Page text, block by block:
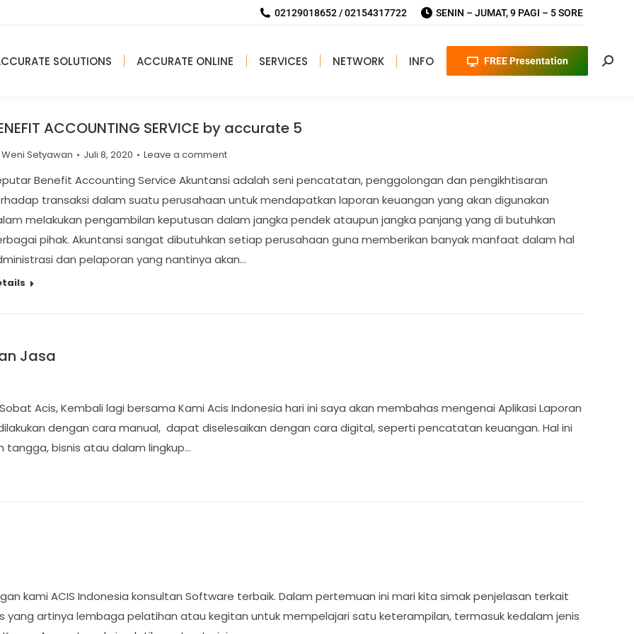
02129018652 / 02154317722 SENIN – JUMAT, 9 PAGI – 5 SORE
SOLUTIONS ACCURATE ONLINE SERVICES NETWORK INFO FREE Presentation
ACCOUNTING SERVICE by accurate 5
Weni Setyawan Juli 8, 2020 Leave a comment
Benefit Accounting Service Akuntansi adalah seni pencatatan, penggolongan dan pengikhtisaran
transaksi dalam suatu perusahaan untuk mendapatkan laporan keuangan yang akan digunakan
melakukan pengambilan keputusan dalam jangka pendek ataupun jangka panjang yang di butuhkan
pihak. Akuntansi sangat dibutuhkan setiap perusahaan guna memberikan banyak manfaat dalam hal
dan pelaporan yang nantinya akan…
Jasa
Acis, Kembali lagi bersama Kami Acis Indonesia hari ini saya akan membahas mengenai Aplikasi Laporan
dengan cara manual, dapat diselesaikan dengan cara digital, seperti pencatatan keuangan. Hal ini
bisnis atau dalam lingkup…
kami ACIS Indonesia konsultan Software terbaik. Dalam pertemuan ini mari kita simak penjelasan terkait
yang artinya lembaga pelatihan atau kegitan untuk mempelajari satu keterampilan, termasuk kedalam jenis